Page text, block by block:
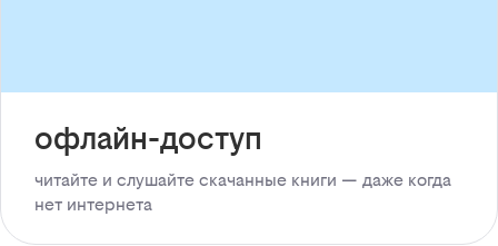
офлайн-доступ
читайте и слушайте скачанные книги — даже когда
нет интернета